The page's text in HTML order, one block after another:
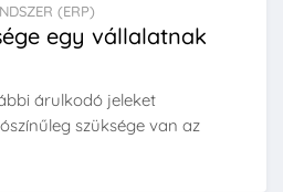
(ERP)
egy vállalatnak
árulkodó jeleket
szüksége van az